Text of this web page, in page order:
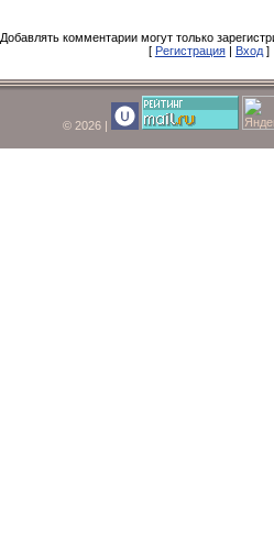
Добавлять комментарии могут только
[ Регистрация| Вход]
© 2026 |